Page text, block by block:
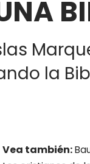
la
Vea también: